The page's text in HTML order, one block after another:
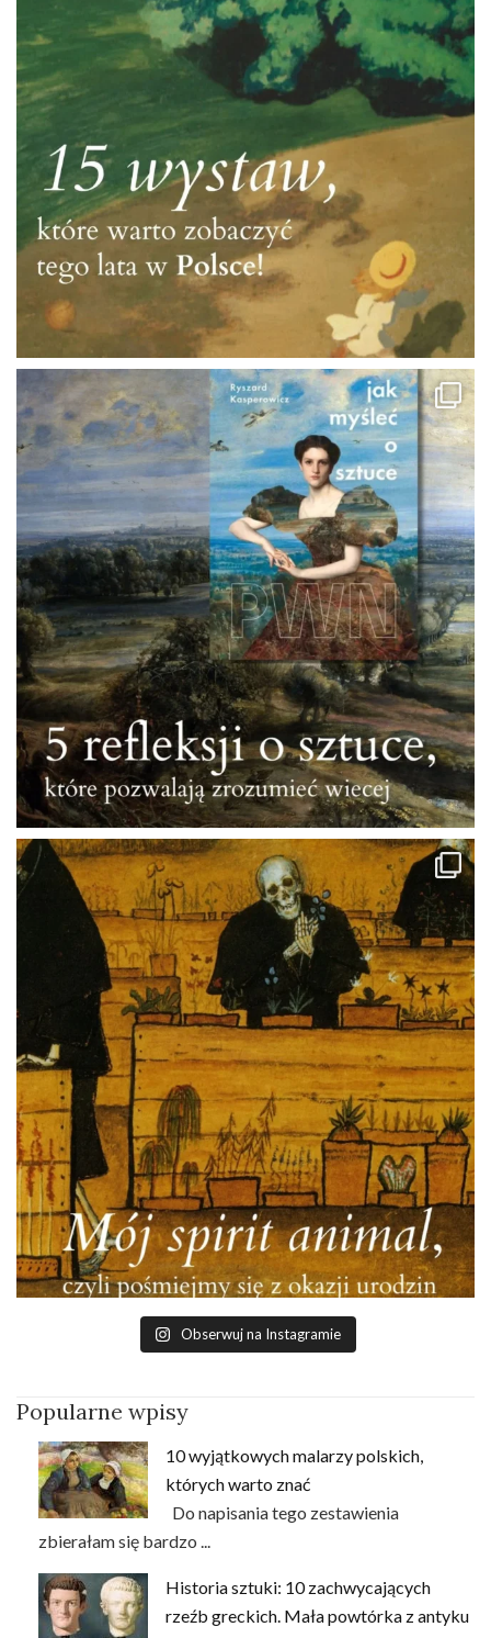
Obserwuj na Instagramie
Popularne wpisy
10 wyjątkowych malarzy polskich,
których warto znać
Do napisania tego zestawienia
zbierałam się bardzo ...
Historia sztuki: 10 zachwycających
rzeźb greckich. Mała powtórka z antyku